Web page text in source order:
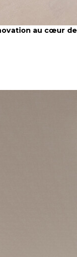
au cœur de